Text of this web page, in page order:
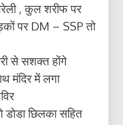
, कुल शरीफ पर
पर DM – SSP तो
से सशक्त होंगे
मंदिर में लगा
छिलका सहित